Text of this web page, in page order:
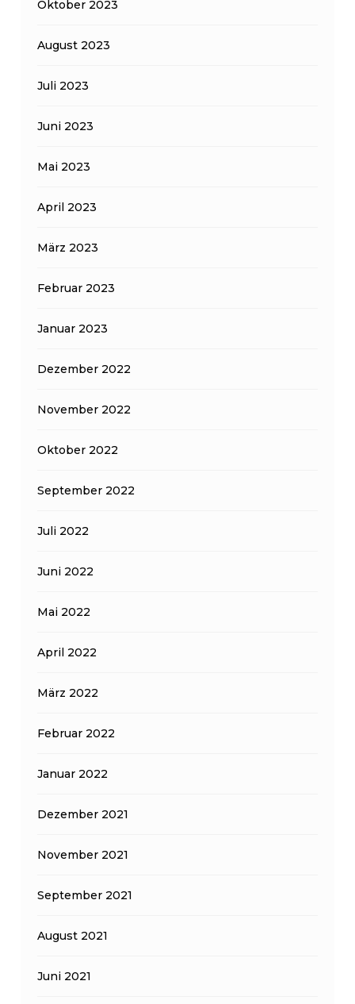
Oktober 2023
August 2023
Juli 2023
Juni 2023
Mai 2023
April 2023
März 2023
Februar 2023
Januar 2023
Dezember 2022
November 2022
Oktober 2022
September 2022
Juli 2022
Juni 2022
Mai 2022
April 2022
März 2022
Februar 2022
Januar 2022
Dezember 2021
November 2021
September 2021
August 2021
Juni 2021